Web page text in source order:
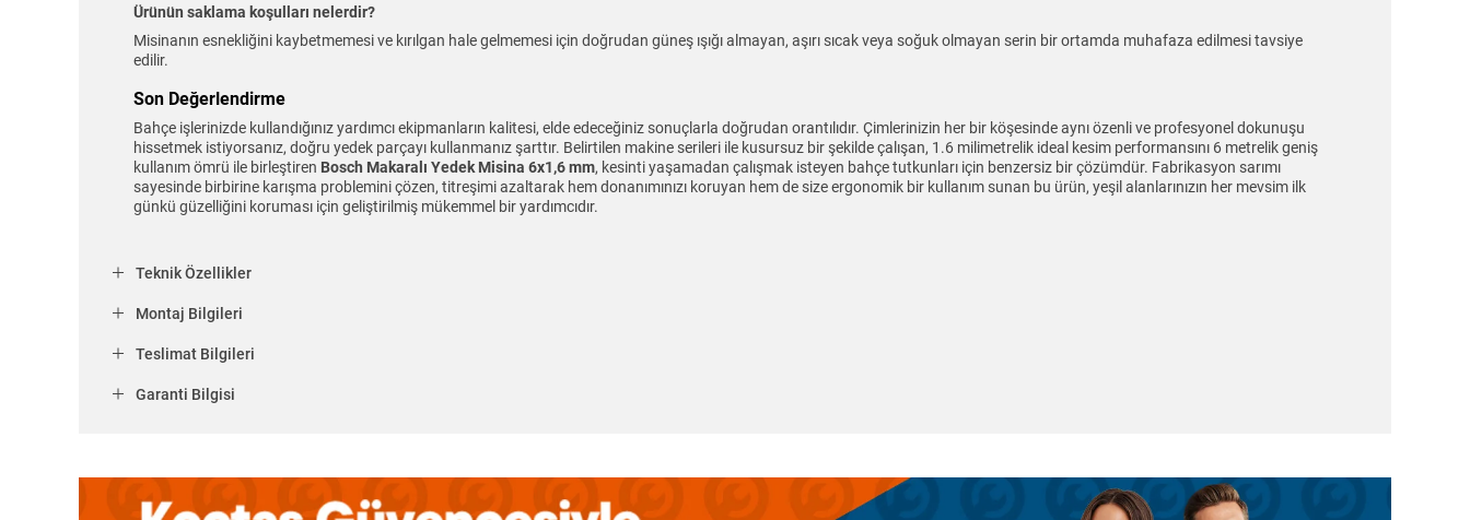
Ürünün saklama koşulları nelerdir?
Misinanın esnekliğini kaybetmemesi ve kırılgan hale gelmemesi için doğrudan güneş ışığı almayan, aşırı sıcak veya soğuk olmayan serin bir ortamda muhafaza edilmesi tavsiye
edilir.
Son Değerlendirme
Bahçe işlerinizde kullandığınız yardımcı ekipmanların kalitesi, elde edeceğiniz sonuçlarla doğrudan orantılıdır. Çimlerinizin her bir köşesinde aynı özenli ve profesyonel dokunuşu
hissetmek istiyorsanız, doğru yedek parçayı kullanmanız şarttır. Belirtilen makine serileri ile kusursuz bir şekilde çalışan, 1.6 milimetrelik ideal kesim performansını 6 metrelik geniş
kullanım ömrü ile birleştiren Bosch Makaralı Yedek Misina 6x1,6 mm, kesinti yaşamadan çalışmak isteyen bahçe tutkunları için benzersiz bir çözümdür. Fabrikasyon sarımı
sayesinde birbirine karışma problemini çözen, titreşimi azaltarak hem donanımınızı koruyan hem de size ergonomik bir kullanım sunan bu ürün, yeşil alanlarınızın her mevsim ilk
günkü güzelliğini koruması için geliştirilmiş mükemmel bir yardımcıdır.
Teknik Özellikler
Montaj Bilgileri
Teslimat Bilgileri
Garanti Bilgisi